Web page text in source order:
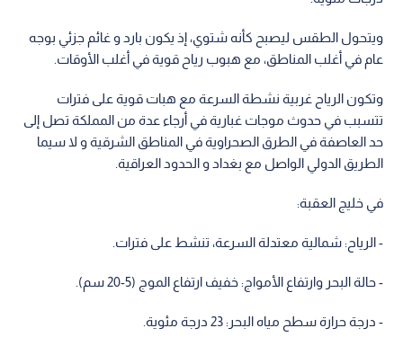
ويتحول الطقس ليصبح كأنه شتوي، إذ يكون بارد و غائم جزئي بوجه
عام في أغلب المناطق، مع هبوب رياح قوية في أغلب الأوقات.
وتكون الرياح غربية نشطة السرعة مع هبات قوية على فترات
تتسبب في حدوث موجات غبارية في أرجاء عدة من المملكة تصل إلى
حد العاصفة في الطرق الصحراوية في المناطق الشرقية و لا سيما
الطريق الدولي الواصل مع بغداد و الحدود العراقية.
في خليج العقبة:
- الرياح: شمالية معتدلة السرعة، تنشط على فترات.
- حالة البحر وارتفاع الأمواج: خفيف ارتفاع الموج (5-20 سم).
- درجة حرارة سطح مياه البحر: 23 درجة مئوية.